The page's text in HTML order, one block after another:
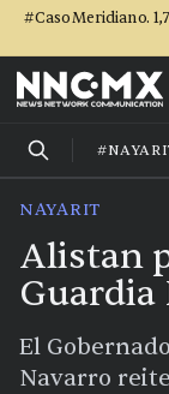
#CasoMeridiano.
NAYARIT
Alistan
Guardia
El
Navarro